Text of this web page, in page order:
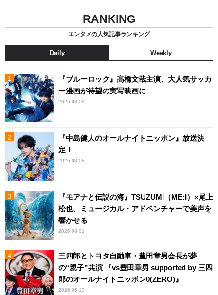
RANKING
エンタメの人気記事ランキング
Daily Weekly
『ブルーロック』高橋文哉主演、大人気サッカ
ー漫画が待望の実写映画に
2026.08.08
『中島健人のオールナイトニッポン』放送決
定！
2026.08.08
『モアナと伝説の海』TSUZUMI（ME:I）×尾上
松也、ミュージカル・アドベンチャーで美声を
響かせる
2026.08.01
三四郎とトヨタ自動車・豊田章男会長が夢
の“親子”共演 『vs豊田章男 supported by 三四
郎のオールナイトニッポン0(ZERO)』
2026.06.13